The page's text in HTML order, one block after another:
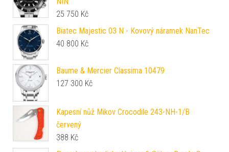
25 750 Kč
Biatec Majestic 03 N - Kovový náramek NanTec
40 800 Kč
Baume & Mercier Classima 10479
127 300 Kč
Kapesní nůž Mikov Crocodile 243-NH-1/B
červený
388 Kč